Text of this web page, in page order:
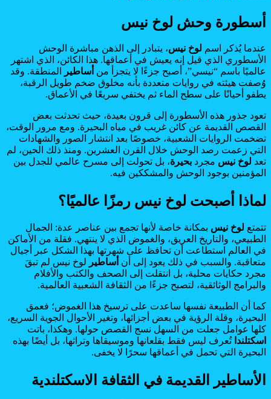
أسطورة وحش لوخ نيس
عندما يُذكر اسم لوخ نيس، يتبادر إلى الذهن مباشرة الوحش
الأسطوري الذي قيل إنه يعيش في أعماقها. هذا الكائن، الذي اشتهر
عالميًا باسم “نيسي”، أصبح جزءًا لا يتجزأ من أساطير
المنطقة. وقد
وُصفت هيئته في روايات متعددة بأنه مخلوق ضخم طويل الرقبة،
يطفو أحيانًا على سطح الماء ثم يختفي سريعًا في الأعماق.
تعود جذور هذه الأسطورة إلى قرون بعيدة، حيث تحدثت بعض
القصص القديمة عن كائن غريب في مياه البحيرة. ومع مرور الوقت،
تضخمت الروايات الشعبية، خصوصًا بعد انتشار الصور والشهادات
التي زعمت رصد الوحش خلال القرن العشرين. ومنذ ذلك الحين، لم
تعد لوخ نيس مجرد بحيرة، بل تحولت إلى مسرح عالمي للجدل بين
المؤمنين بوجود الوحش والمشككين فيه.
لماذا أصبحت لوخ نيس رمزًا عالميًا؟
تتمتع لوخ نيس بمكانة خاصة لأنها تجمع بين عناصر عدة: الجمال
الطبيعي، والتاريخ العريق، والغموض الذي لا ينتهي. فقلة من الأماكن
في العالم استطاعت أن تحافظ على شهرتها بهذا الشكل عبر أجيال
متعاقبة. والسبب في ذلك يعود إلى أن أساطير لوخ نيس لم تبقَ
مجرد حكايات محلية، بل انتقلت إلى الصحف والكتب والأفلام
والبرامج الوثائقية، لتصبح جزءًا من الثقافة الشعبية العالمية.
كما أن الطبيعة نفسها ساعدت على ترسيخ هذا الغموض؛ فعمق
البحيرة، وقلة الرؤية في بعض أجزائها، وتغير الأحوال الجوية السريع،
كلها عوامل جعلت من السهل نسج القصص حولها. وهكذا، باتت
اسكتلندا تُعرف ليس فقط بقلعانها وموسيقاها وتراثها، بل أيضًا بهذه
البحيرة التي تحمل في أعماقها سحرًا لا يخفى.
الأساطير القديمة في الثقافة الاسكتلندية